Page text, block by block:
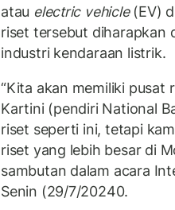
atau electric vehicle(EV)
riset tersebut diharapkan
industri kendaraan listrik.
“Kita akan memiliki pusat
Kartini (pendiri National
riset seperti ini, tetapi
riset yang lebih besar di
sambutan dalam acara
Senin (29/7/20240.